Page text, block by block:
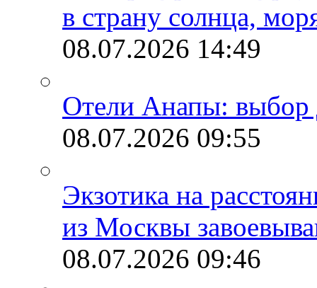
в страну солнца,
08.07.2026 14:49
Отели Анапы: выбор
08.07.2026 09:55
Экзотика на
из Москвы
08.07.2026 09:46